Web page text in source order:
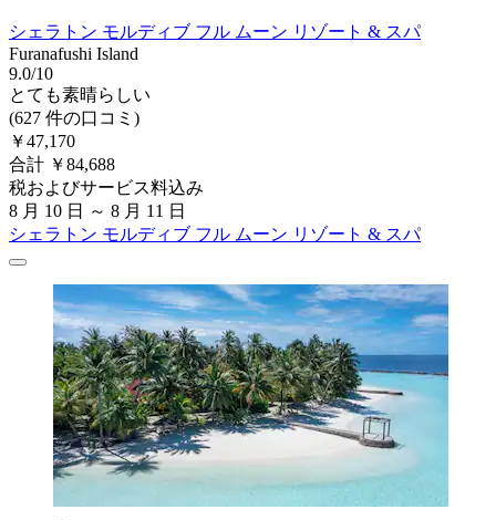
シェラトン モルディブ フル ムーン リゾート & スパ
Furanafushi Island
9.0/10
とても素晴らしい
(627 件の口コミ)
￥47,170
合計 ￥84,688
税およびサービス料込み
8 月 10 日 ～ 8 月 11 日
シェラトン モルディブ フル ムーン リゾート & スパ